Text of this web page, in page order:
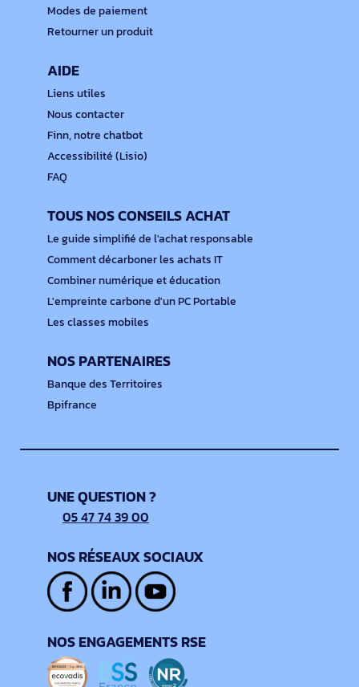
Modes de paiement
Retourner un produit
AIDE
Liens utiles
Nous contacter
Finn, notre chatbot
Accessibilité (Lisio)
FAQ
TOUS NOS CONSEILS ACHAT
Le guide simplifié de l'achat responsable
Comment décarboner les achats IT
Combiner numérique et éducation
L'empreinte carbone d'un PC Portable
Les classes mobiles
NOS PARTENAIRES
Banque des Territoires
Bpifrance
UNE QUESTION ?
05 47 74 39 00
NOS RÉSEAUX SOCIAUX
NOS ENGAGEMENTS RSE